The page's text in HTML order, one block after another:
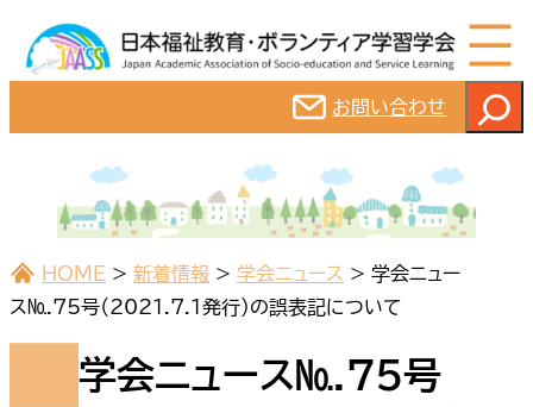
容
お問い合わせ
索
HOME > 新着情報 > 学会ニュース > 学会ニュー
ス№.75号（2021.7.1発行）の誤表記について
学会ニュース№.75号